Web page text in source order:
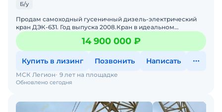
Б/у
Продам самоходный гусеничный дизель-электрический
кран ДЭК-631. Год выпуска 2008.Кран в идеальном
техническом состоянии!Стрела 36м + маневровый гусек
29м.Террит
14 900 000 ₽
Купить в лизинг Позвонить Написать
Обновлено сегодня
МСК Легион 9 лет на площадке